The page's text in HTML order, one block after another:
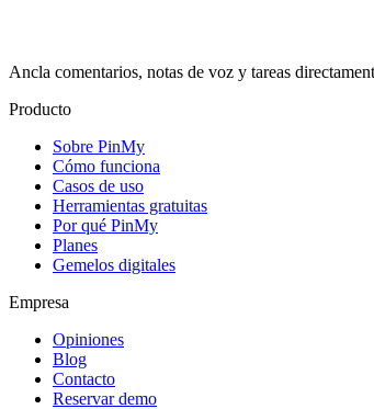
Ancla comentarios, notas de voz y tareas
Producto
Sobre PinMy
Cómo funciona
Casos de uso
Herramientas gratuitas
Por qué PinMy
Planes
Gemelos digitales
Empresa
Opiniones
Blog
Contacto
Reservar demo